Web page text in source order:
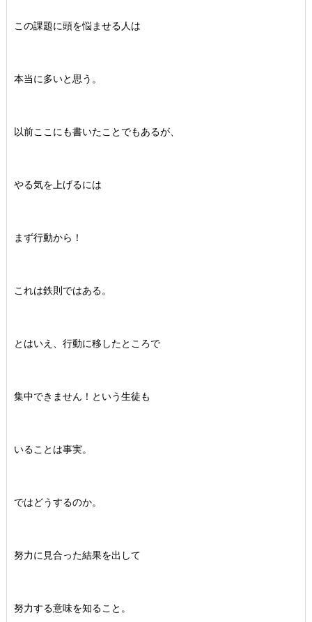
この課題に頭を悩ませる人は
本当に多いと思う。
以前ここにも書いたことでもあるが、
やる気を上げるには
まず行動から！
これは鉄則ではある。
とはいえ、行動に移したところで
集中できません！という生徒も
いることは事実。
ではどうするのか。
努力に見合った結果を出して
努力する意味を知ること。